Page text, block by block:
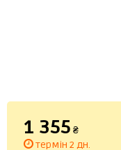
1 355 ₴
термін 2 дн.